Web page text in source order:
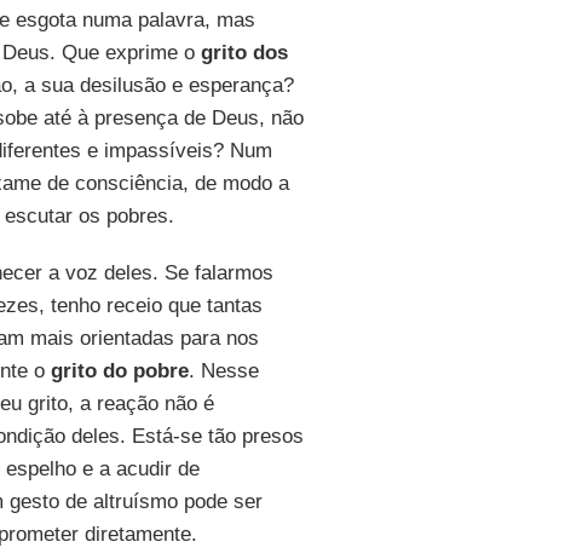
esgota numa palavra, mas
Que exprime ogrito dos
a sua desilusão e esperança?
até à presença de Deus, não
e impassíveis? Num
de consciência, de modo a
os pobres.
a voz deles. Se falarmos
tenho receio que tantas
mais orientadas para nos
o grito do pobre. Nesse
grito, a reação não é
deles. Está-se tão presos
e a acudir de
gesto de altruísmo pode ser
diretamente.